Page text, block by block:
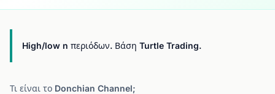
High/low n περιόδων. Βάση Turtle Trading.
Τι είναι το Donchian Channel;